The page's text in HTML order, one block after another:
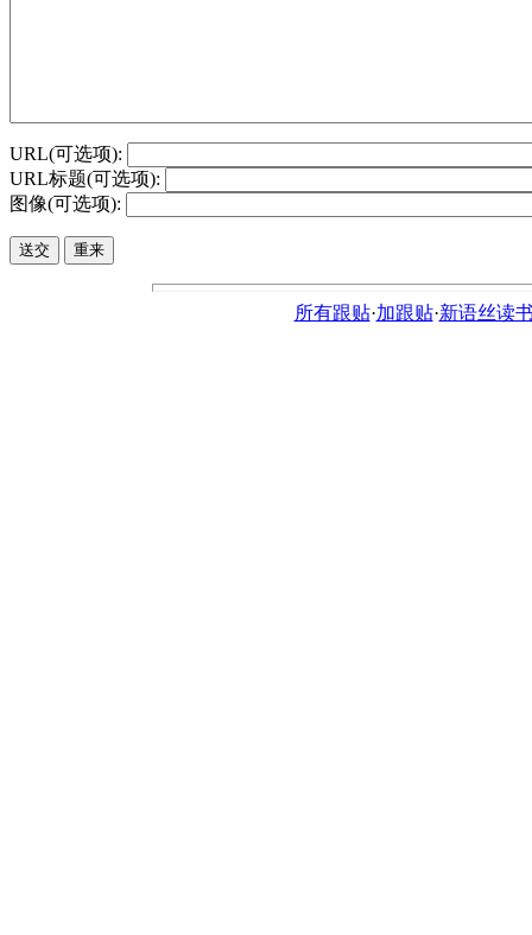
URL(可选项):
URL标题(可选项):
图像(可选项):
所有跟贴·加跟贴·新语丝读